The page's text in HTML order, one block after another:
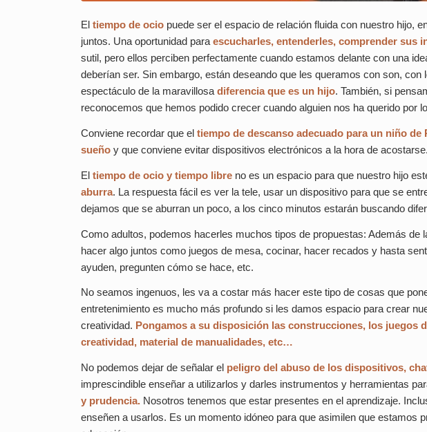
Eltiempo de ocio puede ser el espacio de relación fluida con nuestro hijo,
juntos. Una oportunidad para escucharles, entenderles, comprender sus
sutil, pero ellos perciben perfectamente cuando estamos delante con una
deberían ser. Sin embargo, están deseando que les queramos con son,
espectáculo de la maravillosadiferencia que es un hijo. También, si
reconocemos que hemos podido crecer cuando alguien nos ha querido por
Conviene recordar que eltiempo de descanso adecuado para un niño de
sueño y que conviene evitar dispositivos electrónicos a la hora de acostarse.
Eltiempo de ocio y tiempo libre no es un espacio para que nuestro hijo
aburra. La respuesta fácil es ver la tele, usar un dispositivo para que se
dejamos que se aburran un poco, a los cinco minutos estarán buscando
Como adultos, podemos hacerles muchos tipos de propuestas: Además de
hacer algo juntos como juegos de mesa, cocinar, hacer recados y hasta
ayuden, pregunten cómo se hace, etc.
No seamos ingenuos, les va a costar más hacer este tipo de cosas que
entretenimiento es mucho más profundo si les damos espacio para crear
creatividad. Pongamos a su disposición las construcciones, los juegos
creatividad, material de manualidades, etc…
No podemos dejar de señalar el peligro del abuso de los dispositivos,
imprescindible enseñar a utilizarlos y darles instrumentos y herramientas
y prudencia. Nosotros tenemos que estar presentes en el aprendizaje.
enseñen a usarlos. Es un momento idóneo para que asimilen que estamos